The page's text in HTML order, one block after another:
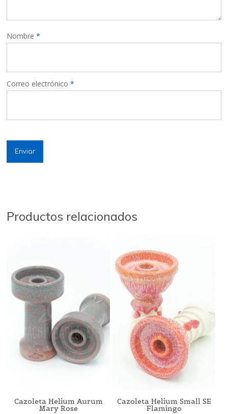
Nombre*
Correo electrónico*
Productos relacionados
Cazoleta Helium Aurum
Mary Rose
Cazoleta Helium Small SE
Flamingo